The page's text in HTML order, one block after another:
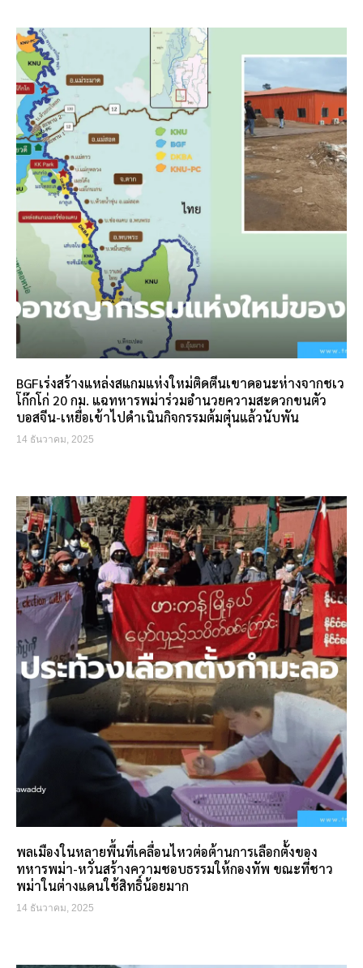
BGFเร่งสร้างแหล่งสแกมแห่งใหม่ติดตีนเขาดอนะห่างจากชเว
โก๊กโก่ 20 กม. แฉทหารพม่าร่วมอำนวยความสะดวกขนตัว
บอสจีน-เหยื่อเข้าไปดำเนินกิจกรรมต้มตุ๋นแล้วนับพัน
14 ธันวาคม, 2025
พลเมืองในหลายพื้นที่เคลื่อนไหวต่อต้านการเลือกตั้งของ
ทหารพม่า-หวั่นสร้างความชอบธรรมให้กองทัพ ขณะที่ชาว
พม่าในต่างแดนใช้สิทธิ์น้อยมาก
14 ธันวาคม, 2025